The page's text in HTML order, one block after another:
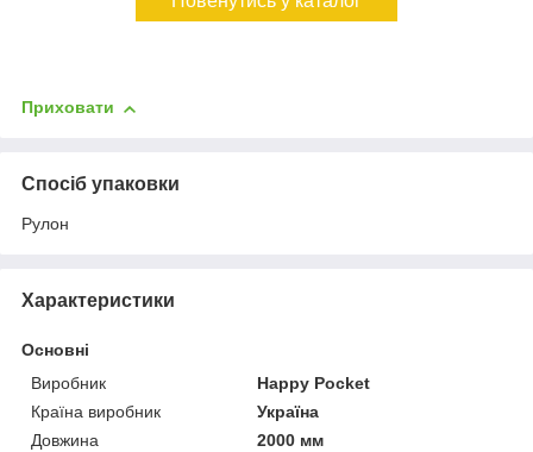
Приховати
Спосіб упаковки
Рулон
Характеристики
Основні
Виробник
Happy Pocket
Країна виробник
Україна
Довжина
2000 мм